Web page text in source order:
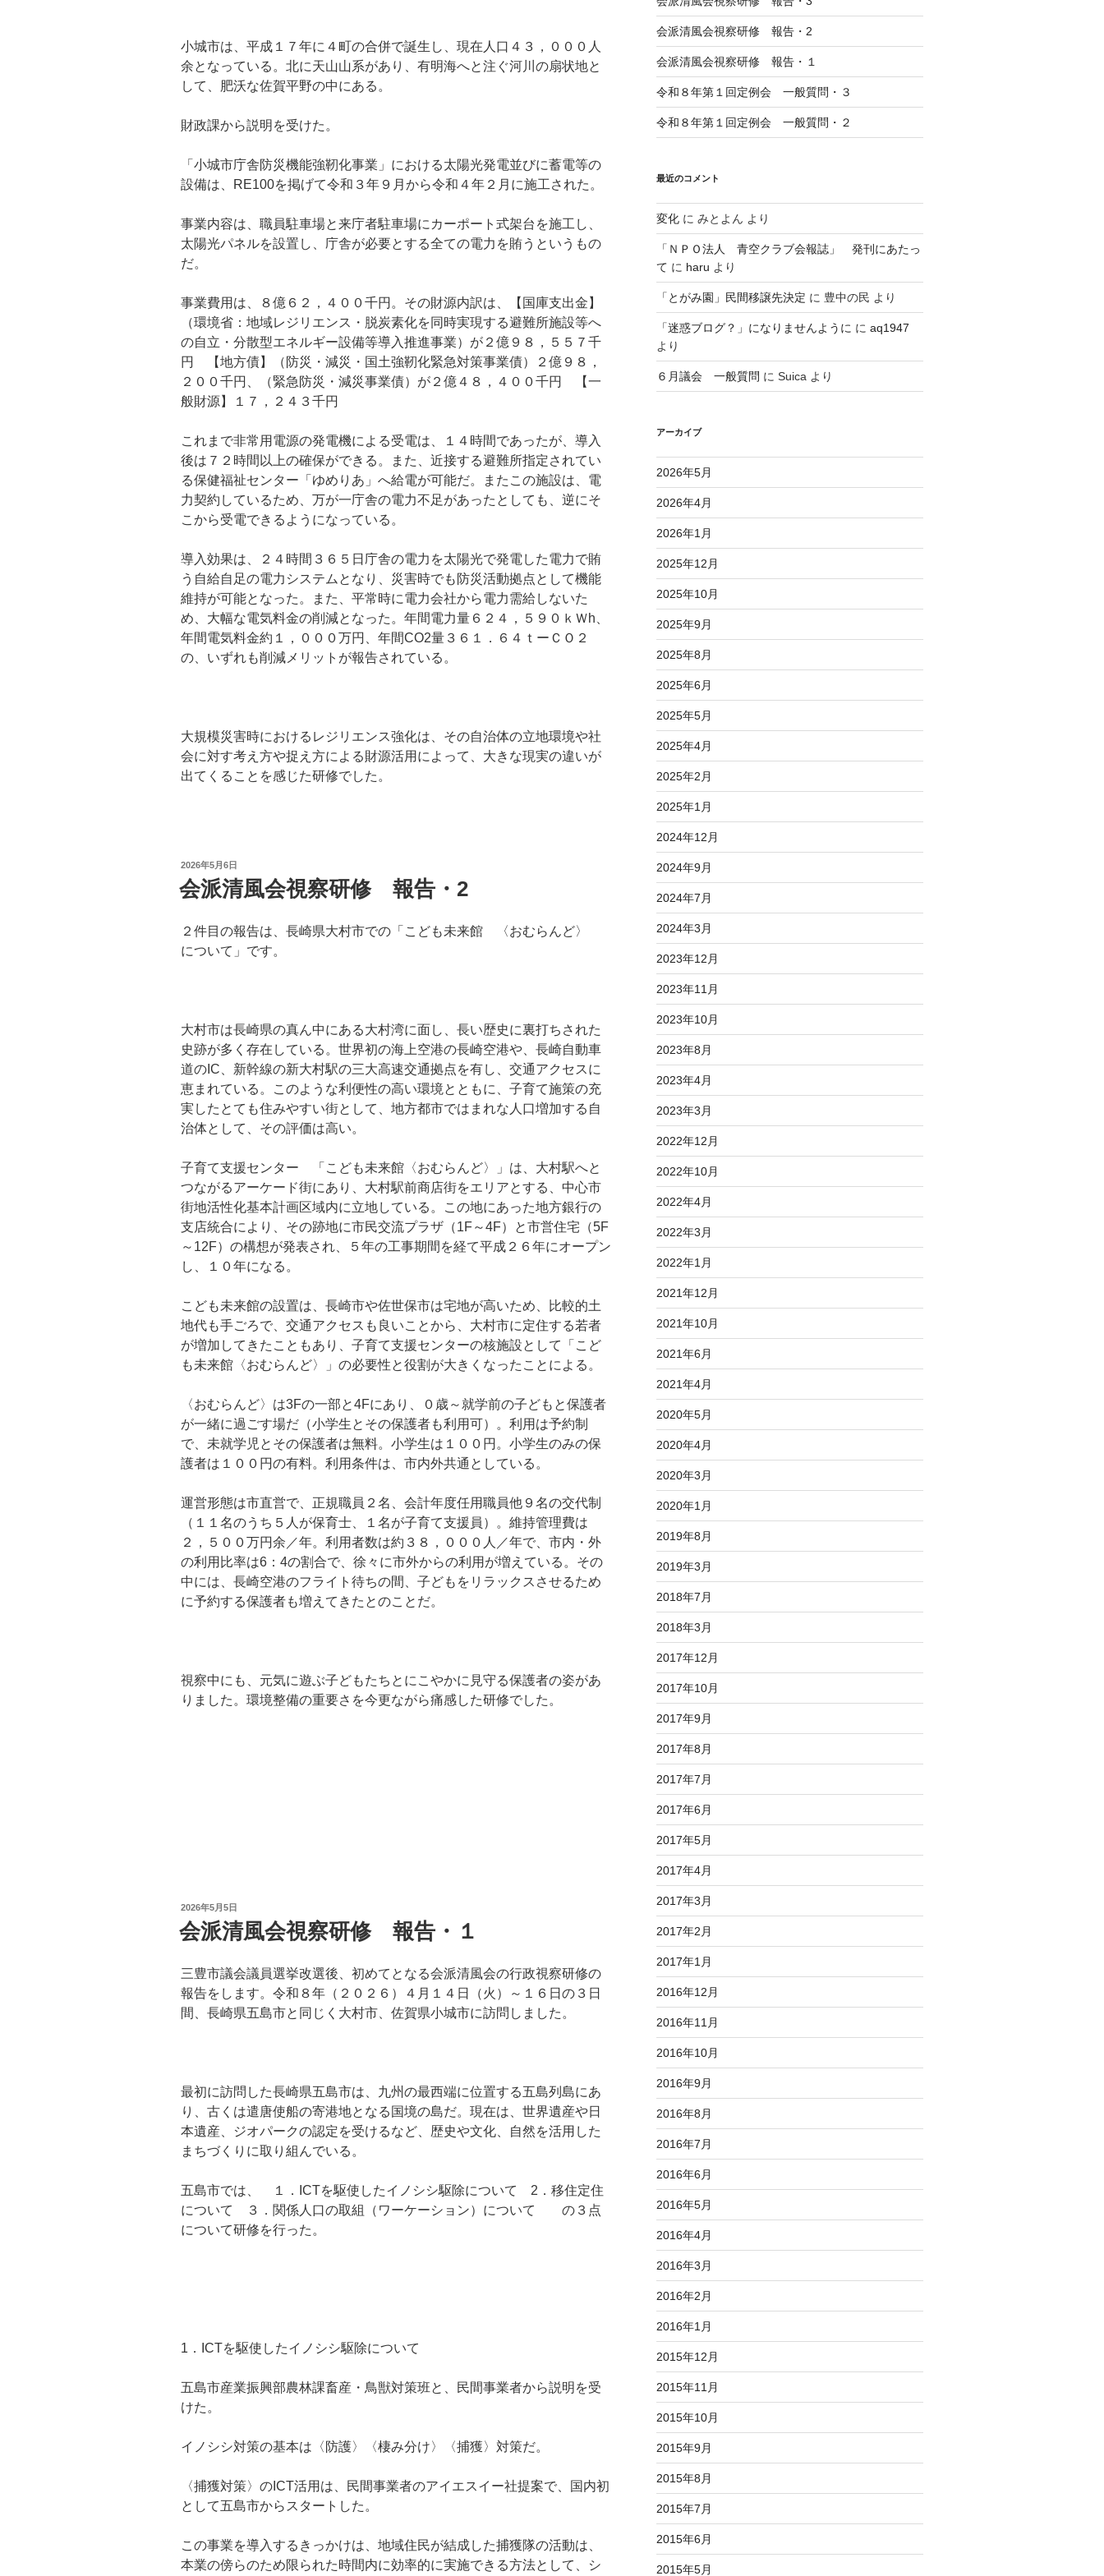
小城市は、平成１７年に４町の合併で誕生し、現在人口４３，０００人
余となっている。北に天山山系があり、有明海へと注ぐ河川の扇状地と
して、肥沃な佐賀平野の中にある。
財政課から説明を受けた。
「小城市庁舎防災機能強靭化事業」における太陽光発電並びに蓄電等の
設備は、RE100を掲げて令和３年９月から令和４年２月に施工された。
事業内容は、職員駐車場と来庁者駐車場にカーポート式架台を施工し、
太陽光パネルを設置し、庁舎が必要とする全ての電力を賄うというもの
だ。
事業費用は、８億６２，４００千円。その財源内訳は、【国庫支出金】
（環境省：地域レジリエンス・脱炭素化を同時実現する避難所施設等へ
の自立・分散型エネルギー設備等導入推進事業）が２億９８，５５７千
円 【地方債】（防災・減災・国土強靭化緊急対策事業債）２億９８，
２００千円、（緊急防災・減災事業債）が２億４８，４００千円 【一
般財源】１７，２４３千円
これまで非常用電源の発電機による受電は、１４時間であったが、導入
後は７２時間以上の確保ができる。また、近接する避難所指定されてい
る保健福祉センター「ゆめりあ」へ給電が可能だ。またこの施設は、電
力契約しているため、万が一庁舎の電力不足があったとしても、逆にそ
こから受電できるようになっている。
導入効果は、２４時間３６５日庁舎の電力を太陽光で発電した電力で賄
う自給自足の電力システムとなり、災害時でも防災活動拠点として機能
維持が可能となった。また、平常時に電力会社から電力需給しないた
め、大幅な電気料金の削減となった。年間電力量６２４，５９０ｋＷh、
年間電気料金約１，０００万円、年間CO2量３６１．６４ｔーＣＯ２
の、いずれも削減メリットが報告されている。
大規模災害時におけるレジリエンス強化は、その自治体の立地環境や社
会に対す考え方や捉え方による財源活用によって、大きな現実の違いが
出てくることを感じた研修でした。
投
稿
日:
2026年5月6日
会派清風会視察研修 報告・2
２件目の報告は、長崎県大村市での「こども未来館 〈おむらんど〉
について」です。
大村市は長崎県の真ん中にある大村湾に面し、長い歴史に裏打ちされた
史跡が多く存在している。世界初の海上空港の長崎空港や、長崎自動車
道のIC、新幹線の新大村駅の三大高速交通拠点を有し、交通アクセスに
恵まれている。このような利便性の高い環境とともに、子育て施策の充
実したとても住みやすい街として、地方都市ではまれな人口増加する自
治体として、その評価は高い。
子育て支援センター 「こども未来館〈おむらんど〉」は、大村駅へと
つながるアーケード街にあり、大村駅前商店街をエリアとする、中心市
街地活性化基本計画区域内に立地している。この地にあった地方銀行の
支店統合により、その跡地に市民交流プラザ（1F～4F）と市営住宅（5F
～12F）の構想が発表され、５年の工事期間を経て平成２６年にオープン
し、１０年になる。
こども未来館の設置は、長崎市や佐世保市は宅地が高いため、比較的土
地代も手ごろで、交通アクセスも良いことから、大村市に定住する若者
が増加してきたこともあり、子育て支援センターの核施設として「こど
も未来館〈おむらんど〉」の必要性と役割が大きくなったことによる。
〈おむらんど〉は3Fの一部と4Fにあり、０歳～就学前の子どもと保護者
が一緒に過ごす場だ（小学生とその保護者も利用可）。利用は予約制
で、未就学児とその保護者は無料。小学生は１００円。小学生のみの保
護者は１００円の有料。利用条件は、市内外共通としている。
運営形態は市直営で、正規職員２名、会計年度任用職員他９名の交代制
（１１名のうち５人が保育士、１名が子育て支援員）。維持管理費は
２，５００万円余／年。利用者数は約３８，０００人／年で、市内・外
の利用比率は6：4の割合で、徐々に市外からの利用が増えている。その
中には、長崎空港のフライト待ちの間、子どもをリラックスさせるため
に予約する保護者も増えてきたとのことだ。
視察中にも、元気に遊ぶ子どもたちとにこやかに見守る保護者の姿があ
りました。環境整備の重要さを今更ながら痛感した研修でした。
投
稿
日:
2026年5月5日
会派清風会視察研修 報告・１
三豊市議会議員選挙改選後、初めてとなる会派清風会の行政視察研修の
報告をします。令和８年（２０２６）４月１４日（火）～１６日の３日
間、長崎県五島市と同じく大村市、佐賀県小城市に訪問しました。
最初に訪問した長崎県五島市は、九州の最西端に位置する五島列島にあ
り、古くは遣唐使船の寄港地となる国境の島だ。現在は、世界遺産や日
本遺産、ジオパークの認定を受けるなど、歴史や文化、自然を活用した
まちづくりに取り組んでいる。
五島市では、 １．ICTを駆使したイノシシ駆除について 2．移住定住
について ３．関係人口の取組（ワーケーション）について の３点
について研修を行った。
1．ICTを駆使したイノシシ駆除について
五島市産業振興部農林課畜産・鳥獣対策班と、民間事業者から説明を受
けた。
イノシシ対策の基本は〈防護〉〈棲み分け〉〈捕獲〉対策だ。
〈捕獲対策〉のICT活用は、民間事業者のアイエスイー社提案で、国内初
として五島市からスタートした。
この事業を導入するきっかけは、地域住民が結成した捕獲隊の活動は、
本業の傍らのため限られた時間内に効率的に実施できる方法として、シ
会派清風会視察研修 報告・2
会派清風会視察研修 報告・１
令和８年第１回定例会 一般質問・３
令和８年第１回定例会 一般質問・２
最近のコメント
変化に みとよん より
「ＮＰＯ法人 青空クラブ会報誌」 発刊にあたっ
て に haru より
「とがみ園」民間移譲先決定 に 豊中の民 より
「迷惑ブログ？」になりませんように に aq1947
より
６月議会 一般質問 に Suica より
アーカイブ
2026年5月
2026年4月
2026年1月
2025年12月
2025年10月
2025年9月
2025年8月
2025年6月
2025年5月
2025年4月
2025年2月
2025年1月
2024年12月
2024年9月
2024年7月
2024年3月
2023年12月
2023年11月
2023年10月
2023年8月
2023年4月
2023年3月
2022年12月
2022年10月
2022年4月
2022年3月
2022年1月
2021年12月
2021年10月
2021年6月
2021年4月
2020年5月
2020年4月
2020年3月
2020年1月
2019年8月
2019年3月
2018年7月
2018年3月
2017年12月
2017年10月
2017年9月
2017年8月
2017年7月
2017年6月
2017年5月
2017年4月
2017年3月
2017年2月
2017年1月
2016年12月
2016年11月
2016年10月
2016年9月
2016年8月
2016年7月
2016年6月
2016年5月
2016年4月
2016年3月
2016年2月
2016年1月
2015年12月
2015年11月
2015年10月
2015年9月
2015年8月
2015年7月
2015年6月
2015年5月